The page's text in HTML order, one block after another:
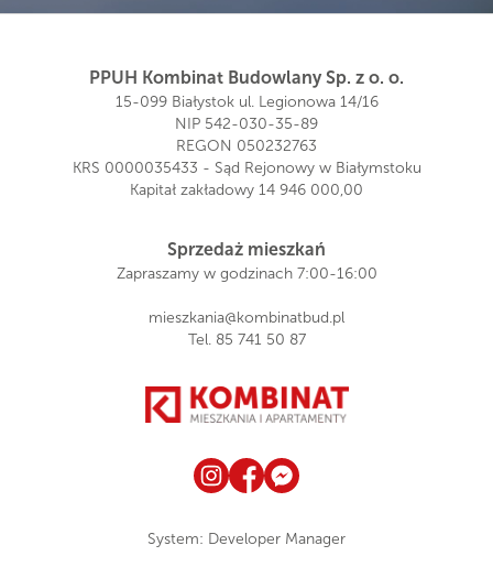
PPUH Kombinat Budowlany Sp. z o. o.
15-099 Białystok ul. Legionowa 14/16
NIP 542-030-35-89
REGON 050232763
KRS 0000035433 - Sąd Rejonowy w Białymstoku
Kapitał zakładowy 14 946 000,00
Sprzedaż mieszkań
Zapraszamy w godzinach 7:00-16:00
mieszkania@kombinatbud.pl
Tel. 85 741 50 87
System: Developer Manager